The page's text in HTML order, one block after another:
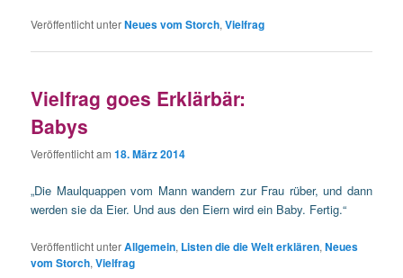
Veröffentlicht unterNeues vom Storch,Vielfrag
Vielfrag goes Erklärbär:
Babys
Veröffentlicht am18. März 2014
„Die Maulquappen vom Mann wandern zur Frau rüber, und dann
werden sie da Eier. Und aus den Eiern wird ein Baby. Fertig.“
Veröffentlicht unterAllgemein, Listen die die Welt erklären,Neues
vom Storch,Vielfrag